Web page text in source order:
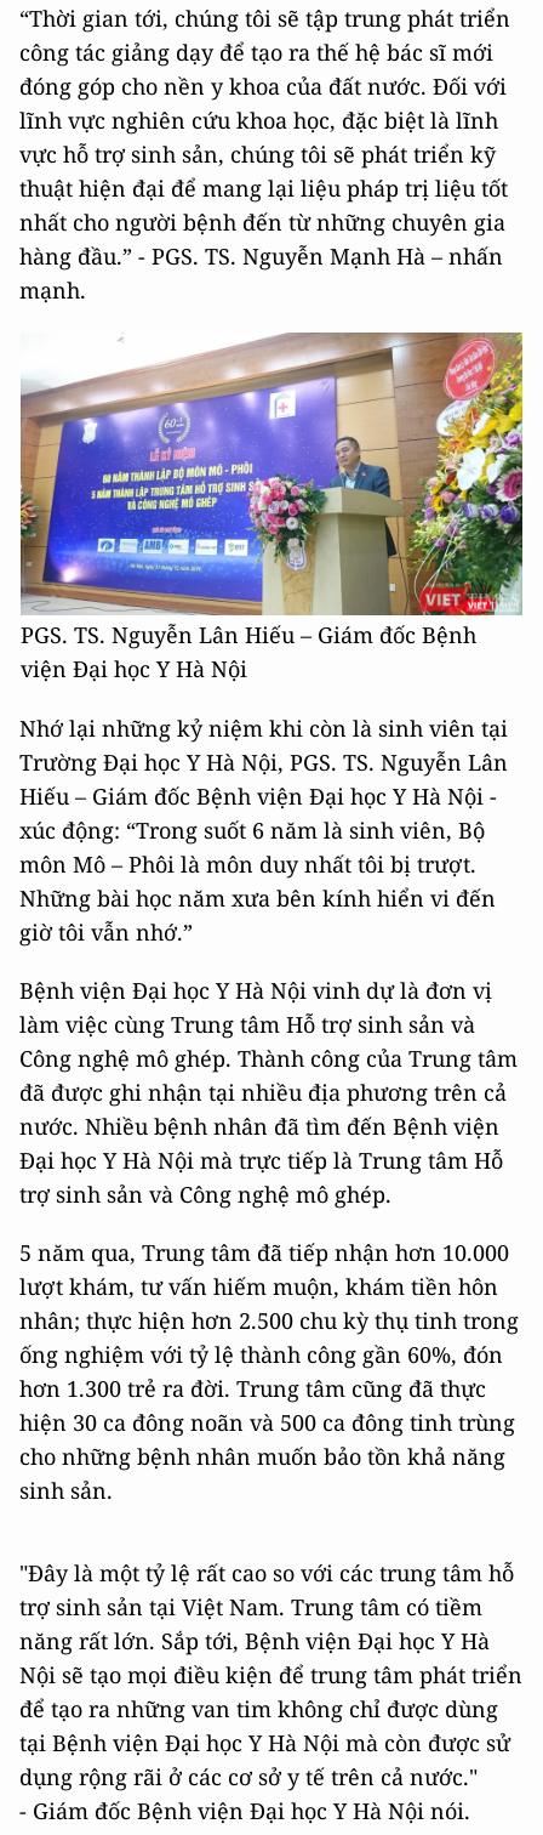
“Thời gian tới, chúng tôi sẽ tập trung phát triển
công tác giảng dạy để tạo ra thế hệ bác sĩ mới
đóng góp cho nền y khoa của đất nước. Đối với
lĩnh vực nghiên cứu khoa học, đặc biệt là lĩnh
vực hỗ trợ sinh sản, chúng tôi sẽ phát triển kỹ
thuật hiện đại để mang lại liệu pháp trị liệu tốt
nhất cho người bệnh đến từ những chuyên gia
hàng đầu.” - PGS. TS. Nguyễn Mạnh Hà – nhấn
mạnh.
PGS. TS. Nguyễn Lân Hiếu – Giám đốc Bệnh
viện Đại học Y Hà Nội
Nhớ lại những kỷ niệm khi còn là sinh viên tại
Trường Đại học Y Hà Nội, PGS. TS. Nguyễn Lân
Hiếu – Giám đốc Bệnh viện Đại học Y Hà Nội -
xúc động: “Trong suốt 6 năm là sinh viên, Bộ
môn Mô – Phôi là môn duy nhất tôi bị trượt.
Những bài học năm xưa bên kính hiển vi đến
giờ tôi vẫn nhớ.”
Bệnh viện Đại học Y Hà Nội vinh dự là đơn vị
làm việc cùng Trung tâm Hỗ trợ sinh sản và
Công nghệ mô ghép. Thành công của Trung tâm
đã được ghi nhận tại nhiều địa phương trên cả
nước. Nhiều bệnh nhân đã tìm đến Bệnh viện
Đại học Y Hà Nội mà trực tiếp là Trung tâm Hỗ
trợ sinh sản và Công nghệ mô ghép.
5 năm qua, Trung tâm đã tiếp nhận hơn 10.000
lượt khám, tư vấn hiếm muộn, khám tiền hôn
nhân; thực hiện hơn 2.500 chu kỳ thụ tinh trong
ống nghiệm với tỷ lệ thành công gần 60%, đón
hơn 1.300 trẻ ra đời. Trung tâm cũng đã thực
hiện 30 ca đông noãn và 500 ca đông tinh trùng
cho những bệnh nhân muốn bảo tồn khả năng
sinh sản.
"Đây là một tỷ lệ rất cao so với các trung tâm hỗ
trợ sinh sản tại Việt Nam. Trung tâm có tiềm
năng rất lớn. Sắp tới, Bệnh viện Đại học Y Hà
Nội sẽ tạo mọi điều kiện để trung tâm phát triển
để tạo ra những van tim không chỉ được dùng
tại Bệnh viện Đại học Y Hà Nội mà còn được sử
dụng rộng rãi ở các cơ sở y tế trên cả nước."
- Giám đốc Bệnh viện Đại học Y Hà Nội nói.